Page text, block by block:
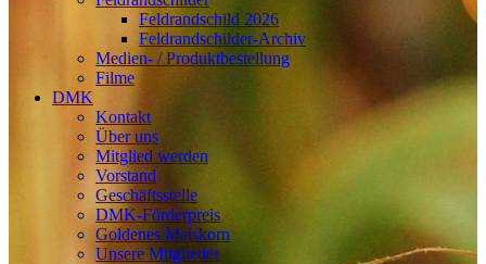
Feldrandschild 2026
Feldrandschilder-Archiv
Medien- / Produktbestellung
Filme
DMK
Kontakt
Über uns
Mitglied werden
Vorstand
Geschäftsstelle
DMK-Förderpreis
Goldenes Maiskorn
Unsere Mitglieder